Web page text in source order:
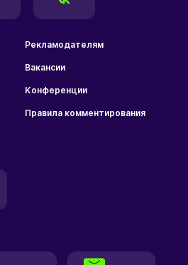
Рекламодателям
Вакансии
Конференции
Правила комментирования